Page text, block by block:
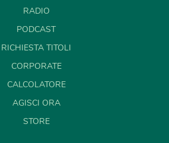
RADIO
PODCAST
RICHIESTA TITOLI
CORPORATE
CALCOLATORE
AGISCI ORA
STORE